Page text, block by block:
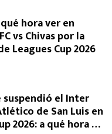
hora ver en
vs Chivas por la
Leagues Cup 2026
suspendió el Inter
de San Luis en
2026: a qué hora se